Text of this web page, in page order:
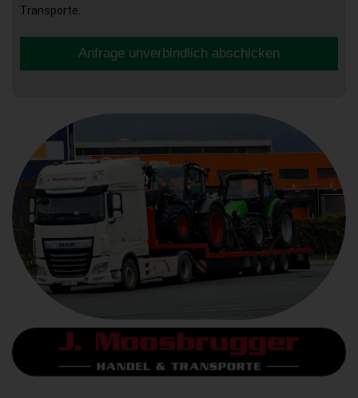
Transporte.
Anfrage unverbindlich abschicken